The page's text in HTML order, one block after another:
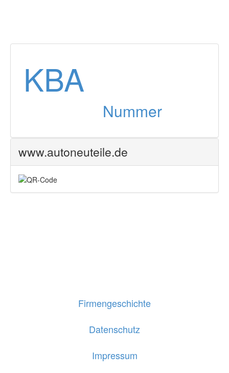
KBA
Nummer
www.autoneuteile.de
Firmengeschichte
Datenschutz
Impressum